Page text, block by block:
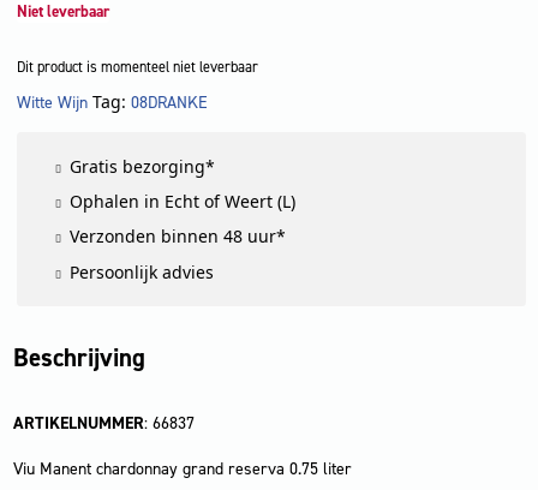
Niet leverbaar
Dit product is momenteel niet leverbaar
LET OP!
Witte Wijn Tag: 08DRANKE
Gratis bezorging*
Ophalen in Echt of Weert (L)
Verzonden binnen 48 uur*
Persoonlijk advies
Beschrijving
ARTIKELNUMMER: 66837
Viu Manent chardonnay grand reserva 0.75 liter